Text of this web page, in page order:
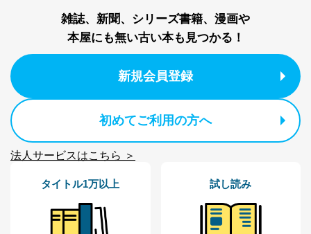
1
当社の定期購読サ
ービス等をご利用
ｅメール等による商品、サービ
ス、キャンペーン等の広告の案内
閲覧履歴や購買履歴等の情報を分
応じた新商品・サービスに関する
広告のため
2
当社にお問合わせ
いただいた方の個
人情報
お問い合わせ対応、トラブル対
処、オペレーター教育など応対品
当社カスタマーQ＆
Aサービス利用者
ｅメール等によるカスタマーQ＆A
サイトのサービス内容のご案内の
雑誌、新聞、シリーズ書籍、漫画や
本屋にも無い古い本も見つかる！
新規会員登録
初めてご利用の方へ
法人サービスはこちら ＞
タイトル1万以上 試し読み